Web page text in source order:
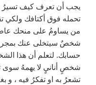
يجب أن تعرف كيف تسيرُ
تحمله فوق أكتافك ولكي
من يساومُ على منحك
شخصٌ سيتخلى عنك بمجرد
حسابك. لتعلم أن هذا
شخصٍ أنانيٍ لا يهمهُ سوى
تشعرُ به او تفكرُ فيه ، و